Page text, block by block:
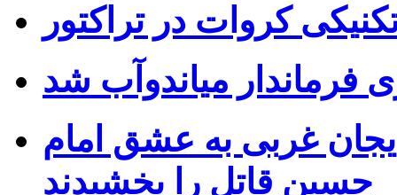
کروات در تراکتور
فرماندار میاندوآب شد
غربی به عشق امام
حسین قاتل را بخشیدند